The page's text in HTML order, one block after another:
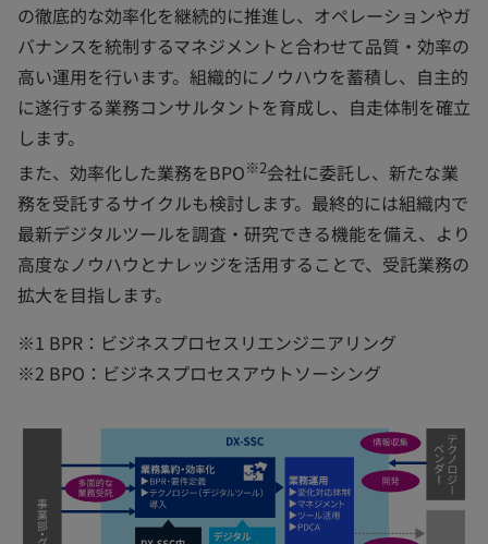
の徹底的な効率化を継続的に推進し、オペレーションやガ
バナンスを統制するマネジメントと合わせて品質・効率の
高い運用を行います。組織的にノウハウを蓄積し、自主的
に遂行する業務コンサルタントを育成し、自走体制を確立
します。
また、効率化した業務をBPO※2会社に委託し、新たな業
務を受託するサイクルも検討します。最終的には組織内で
最新デジタルツールを調査・研究できる機能を備え、より
高度なノウハウとナレッジを活用することで、受託業務の
拡大を目指します。
※1 BPR：ビジネスプロセスリエンジニアリング
※2 BPO：ビジネスプロセスアウトソーシング